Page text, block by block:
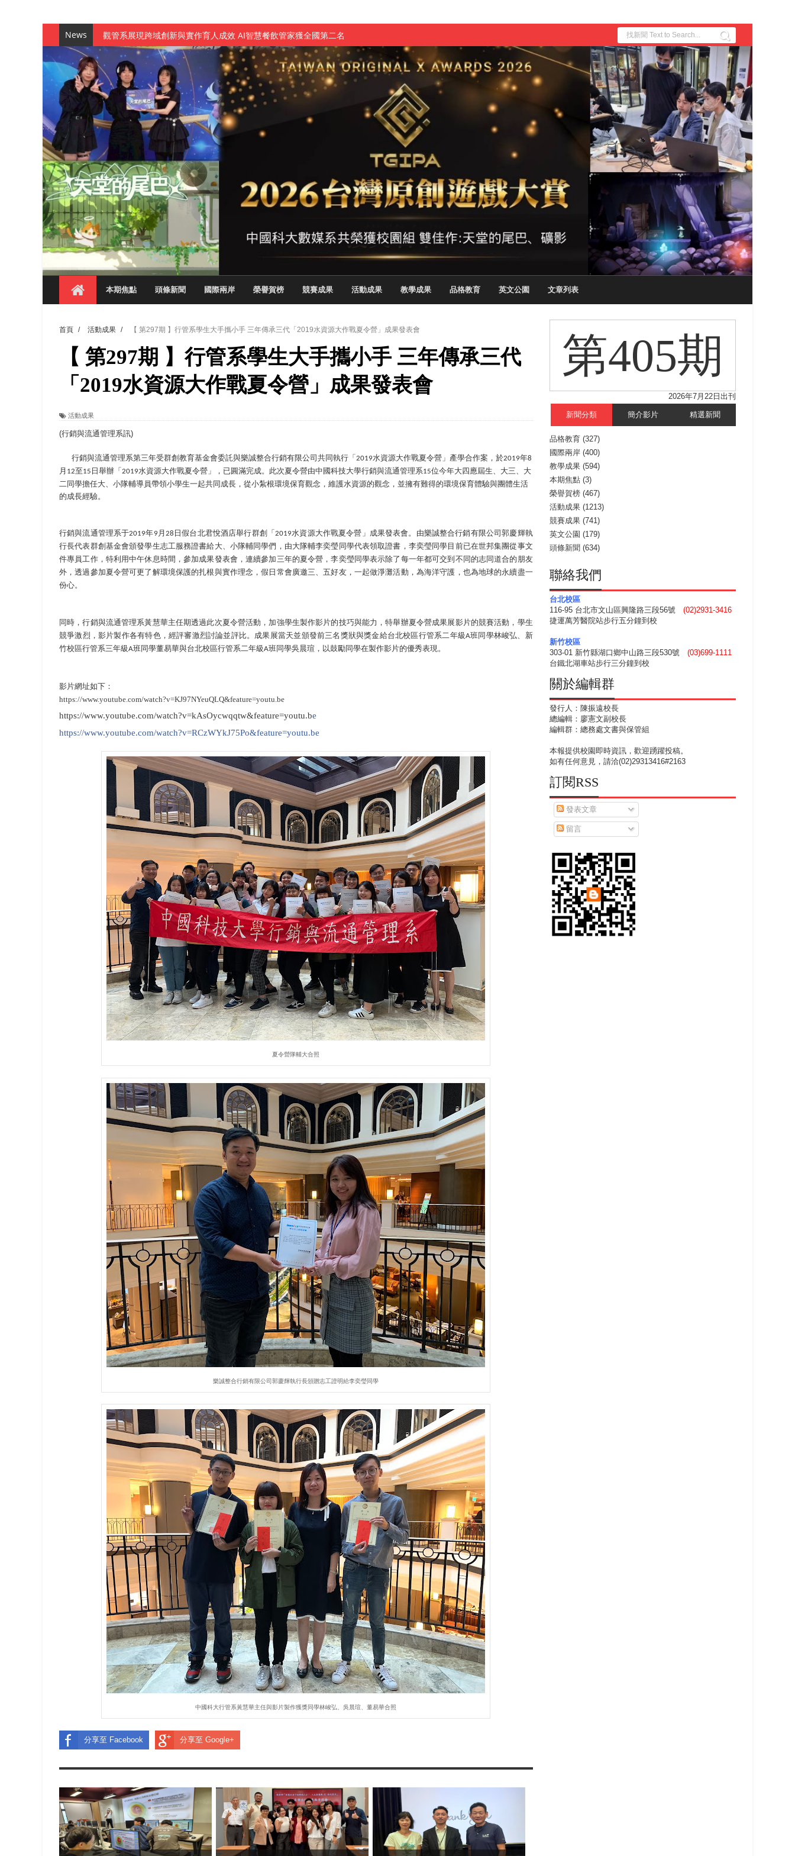
News
觀管系展現跨域創新與實作育人成效 AI智慧餐飲管家獲全國第二名
學務處舉辦「董事長『聊』心室」 上官董事長與青年學子溫馨對談 傳遞品格與智慧力量
成人之美成就學生夢想 菁英學程陪伴財金系學生蛻變成金融新星
金曲陣容強勢進駐！中國科大原民音樂成果展 燃爆傳統與現代
數媒系《天堂的尾巴》、《礦影》勇奪台灣原創遊戲大賞雙佳作
師生攜手磨練一個月！觀管系榮獲天籟盃全國大專廣播詞競賽英文組佳作
一銀彭仁主中國科大開講 解密AI時代的金融轉型與數位正義
通識教育中心主辦「114學年度AI英文自我介紹比賽」成績出爐
數據後的溫度：財金系傑出校友共議「人文素養」 點亮智慧金融時代的跨域新局
森城建設股份有限公司捐贈 嘉惠行管系莘莘學子
產學合作新里程！財金系師生參訪中租控股 探索金融實習優勢
英文公園 315期
【 第404期 】影視系榮獲59屆美國休士頓國際影展最高榮譽白金獎
【 第404期 】你抓得到我嗎？數媒系VR新創遊戲抱回金點新秀獎
【 第404期 】探索空間設計解方 室設系學子於 2026 TSID 提出具體舊建築再利用提案
【 第404期 】從創意到實踐 數媒系學生於技專校院電腦動畫競賽嶄露頭角
【 第404期 】以品格奠基、用領導領航：中國科大雙校區學生會全國賽勇奪佳績
【 第404期 】此夏，向未來！ 中國科大新竹畢典青銀共學、逐夢啟航
領航AI創先例！ 數媒系錄音室獲「杜比全景聲」與「Wwise」雙認證
本期焦點 頭條新聞 國際兩岸 榮譽賀榜 競賽成果 活動成果 教學成果 品格教育 英文公園 文章列表
首頁 / 活動成果 / 【 第297期 】行管系學生大手攜小手 三年傳承三代「2019水資源大作戰夏令營」成果發表會
【 第297期 】行管系學生大手攜小手 三年傳承三代
「2019水資源大作戰夏令營」成果發表會
活動成果
(行銷與流通管理系訊)
行銷與流通管理系第三年受群創教育基金會委託與樂誠整合行銷有限公司共同執行「2019水資源大作戰夏令營」產學合作案，於2019年8
月 12至15 日舉辦「2019水資源大作戰夏令營」，已圓滿完成。此次夏令營由中國科技大學行銷與流通管理系15位今年大四應屆生、大三、大
二同學擔任大、小隊輔導員帶領小學生一起共同成長，從小紮根環境保育觀念，維護水資源的觀念，並擁有難得的環境保育體驗與團體生活
的成長經驗。
行銷與流通管理系于2019年9月 28 日假台北君悅酒店舉行群創「2019水資源大作戰夏令營」成果發表會。由樂誠整合行銷有限公司郭慶輝執
行長代表群創基金會頒發學生志工服務證書給大、小隊輔同學們，由大隊輔李奕瑩同學代表領取證書，李奕瑩同學目前已在世邦集團從事文
件專員工作，特利用中午休息時間，參加成果發表會，連續參加三年的夏令營，李奕瑩同學表示除了每一年都可交到不同的志同道合的朋友
外，透過參加夏令營可更了解環境保護的扎根與實作理念，假日常會廣邀三、五好友，一起做淨灘活動，為海洋守護，也為地球的永續盡一
份心。
同時，行銷與流通管理系黃慧華主任期透過此次夏令營活動，加強學生製作影片的技巧與能力，特舉辦夏令營成果展影片的競賽活動，學生
競爭激烈，影片製作各有特色，經評審激烈討論並評比。成果展當天並頒發前三名獎狀與獎金給台北校區行管系二年級A班同學林峻弘、新
竹校區行管系三年級A班同學董易華與台北校區行管系二年級A班同學吳晨瑄，以鼓勵同學在製作影片的優秀表現。
影片網址如下 ：
https://www.youtube.com/watch?v=KJ97NYeuQLQ&feature=youtu.be
https://www.youtube.com/watch?v=kAsOycwqqtw&feature=youtu.be
https://www.youtube.com/watch?v=RCzWYkJ75Po&feature=youtu.be
夏令營隊輔大合照
樂誠整合行銷有限公司郭慶輝執行長頒贈志工證明給李奕瑩同學
中國科大行管系黃慧華主任與影片製作獲獎同學林峻弘、吳晨瑄、董易華合照
分享至 Facebook 分享至 Google+
第405期
2026年7月22日出刊
新聞分類 簡介影片 精選新聞
品格教育 (327)
國際兩岸 (400)
教學成果 (594)
本期焦點 (3)
榮譽賀榜 (467)
活動成果 (1213)
競賽成果 (741)
英文公園 (179)
頭條新聞 (634)
聯絡我們
台北校區
116-95 台北市文山區興隆路三段56號 (02)2931-3416
捷運萬芳醫院站步行五分鐘到校
新竹校區
303-01 新竹縣湖口鄉中山路三段530號 (03)699-1111
台鐵北湖車站步行三分鐘到校
關於編輯群
發行人：陳振遠校長
總編輯：廖憲文副校長
編輯群：總務處文書與保管組
本報提供校園即時資訊，歡迎踴躍投稿。
如有任何意見，請洽(02)29313416#2163
訂閱RSS
發表文章
留言